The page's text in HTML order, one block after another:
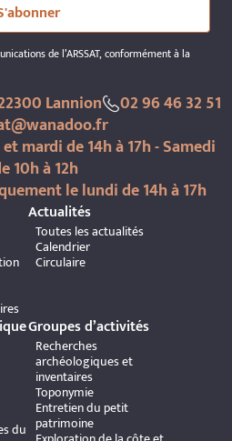
de l’ARSSAT, conformément à la
Lannion
02 96 46 32 51
mardi de 14h à 17h - Samedi
10h à 12h
le lundi de 14h à 17h
Actualités
Toutes les actualités
Calendrier
Circulaire
du
Groupes d’activités
Recherches
archéologiques et
inventaires
Toponymie
Entretien du petit
patrimoine